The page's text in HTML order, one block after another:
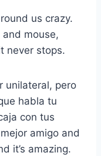
us crazy.
and mouse,
never stops.
unilateral, pero
habla tu
con tus
mejor amigo and
it’s amazing.